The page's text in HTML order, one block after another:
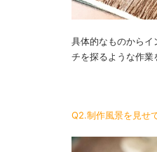
具体的なものから
チを探るような作業
Q2.制作風景を見せ